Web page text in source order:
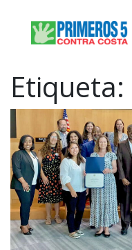
Etiqueta: